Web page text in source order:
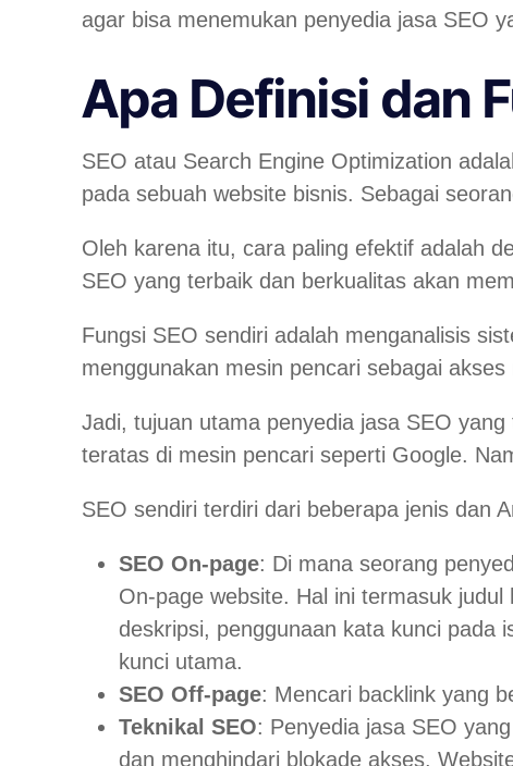
agar bisa menemukan penyedia jasa SEO
Apa Definisi dan
SEO atau Search Engine Optimization
pada sebuah website bisnis. Sebagai
Oleh karena itu, cara paling efektif adalah
SEO yang terbaik dan berkualitas akan
Fungsi SEO sendiri adalah menganalisis
menggunakan mesin pencari sebagai
Jadi, tujuan utama penyedia jasa SEO
teratas di mesin pencari seperti Google.
SEO sendiri terdiri dari beberapa jenis dan
SEO On-page: Di mana seorang
On-page website. Hal ini termasuk judul
deskripsi, penggunaan kata kunci pada
kunci utama.
SEO Off-page: Mencari backlink yang
Teknikal SEO: Penyedia jasa SEO
dan menghindari blokade akses.